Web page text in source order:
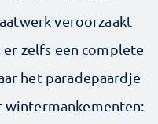
veroorzaakt
er zelfs een complete
het paradepaardje
wintermankementen: